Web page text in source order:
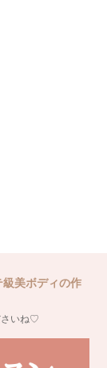
美ボディの作
さいね♡